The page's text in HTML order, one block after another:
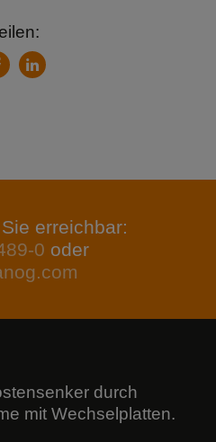
LinkedIn
erreichbar:
0 oder
durch
mit Wechselplatten.